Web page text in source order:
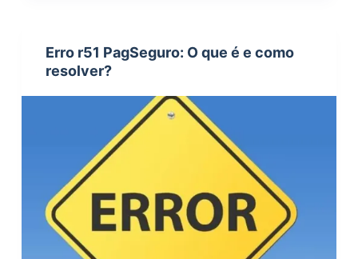
Erro r51 PagSeguro: O que é e como
resolver?